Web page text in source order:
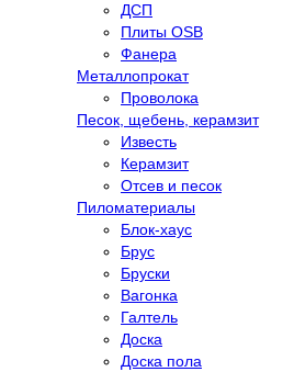
ДСП
Плиты OSB
Фанера
Металлопрокат
Проволока
Песок, щебень, керамзит
Известь
Керамзит
Отсев и песок
Пиломатериалы
Блок-хаус
Брус
Бруски
Вагонка
Галтель
Доска
Доска пола